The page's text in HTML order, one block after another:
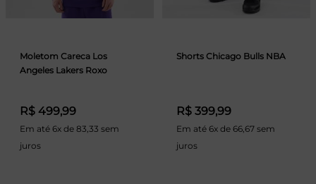
Moletom Careca Los
Angeles Lakers Roxo
R$ 499,99
Em até 6x de 83,33 sem
juros
Shorts Chicago Bulls NBA
R$ 399,99
Em até 6x de 66,67 sem
juros